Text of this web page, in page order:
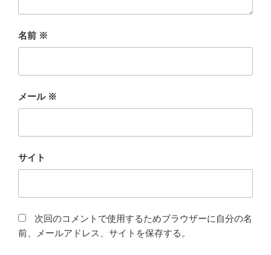
名前 ※
メール ※
サイト
次回のコメントで使用するためブラウザーに自分の名
前、メールアドレス、サイトを保存する。